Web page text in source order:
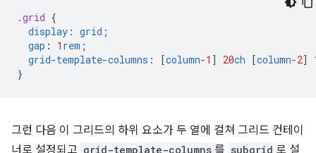
.grid {
display : grid ;
gap : 1 rem ;
grid-template-columns : [column-1 ] 20ch [column-2]
}
그런 다음 이 그리드의 하위 요소가 두 열에 걸쳐 그리드 컨테이
너로 설정되고 grid-template-columns 를 subgrid 로 설